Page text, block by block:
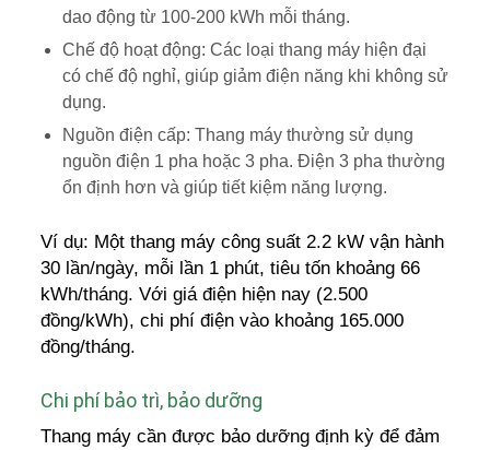
dao động từ 100-200 kWh mỗi tháng.
Chế độ hoạt động: Các loại thang máy hiện đại
có chế độ nghỉ, giúp giảm điện năng khi không sử
dụng.
Nguồn điện cấp: Thang máy thường sử dụng
nguồn điện 1 pha hoặc 3 pha. Điện 3 pha thường
ổn định hơn và giúp tiết kiệm năng lượng.
Ví dụ: Một thang máy công suất 2.2 kW vận hành
30 lần/ngày, mỗi lần 1 phút, tiêu tốn khoảng 66
kWh/tháng. Với giá điện hiện nay (2.500
đồng/kWh), chi phí điện vào khoảng 165.000
đồng/tháng.
Chi phí bảo trì, bảo dưỡng
Thang máy cần được bảo dưỡng định kỳ để đảm